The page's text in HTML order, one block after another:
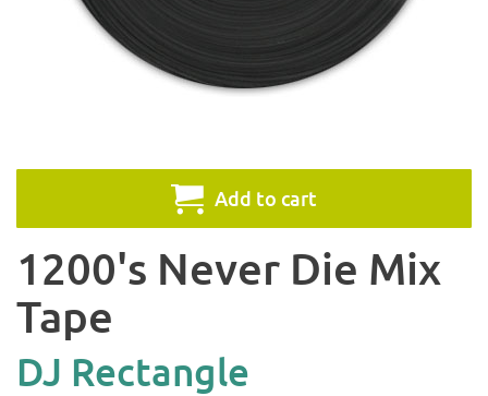
Add to cart
1200's Never Die Mix
Tape
DJ Rectangle